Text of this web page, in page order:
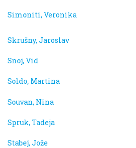
Simoniti, Veronika
Skrušny, Jaroslav
Snoj, Vid
Soldo, Martina
Souvan, Nina
Spruk, Tadeja
Stabej, Jože